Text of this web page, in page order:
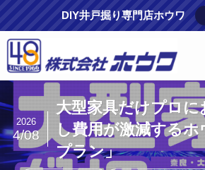
DIY井戸掘り専門店ホウワ
大型家具だけプロに
し費用が激減するホ
プラン」
2026
4/08